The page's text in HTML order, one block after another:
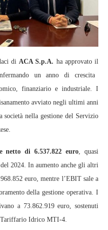
diACA S.p.A. ha approvato il
un anno di crescita
finanziario e industriale. I
avviato negli ultimi anni
nella gestione del Servizio
netto di 6.537.822 euro, quasi
2024. In aumento anche gli altri
euro, mentre l’EBIT sale a
della gestione operativa. I
a 73.862.919 euro, sostenuti
Tariffario Idrico MTI‑4.